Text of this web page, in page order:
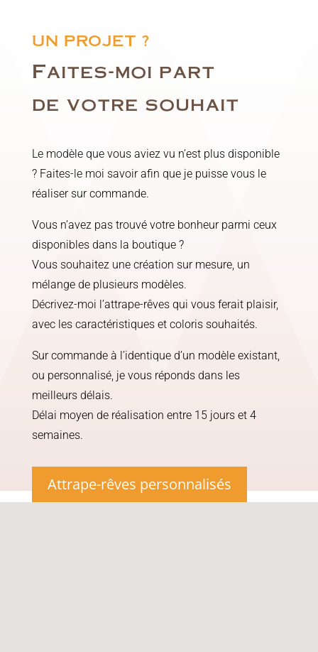
UN PROJET ?
Faites-moi part
de votre souhait
Le modèle que vous aviez vu n’est plus disponible
? Faites-le moi savoir afin que je puisse vous le
réaliser sur commande.
Vous n’avez pas trouvé votre bonheur parmi ceux
disponibles dans la boutique ?
Vous souhaitez une création sur mesure, un
mélange de plusieurs modèles.
Décrivez-moi l’attrape-rêves qui vous ferait plaisir,
avec les caractéristiques et coloris souhaités.
Sur commande à l’identique d’un modèle existant,
ou personnalisé, je vous réponds dans les
meilleurs délais.
Délai moyen de réalisation entre 15 jours et 4
semaines.
Attrape-rêves personnalisés